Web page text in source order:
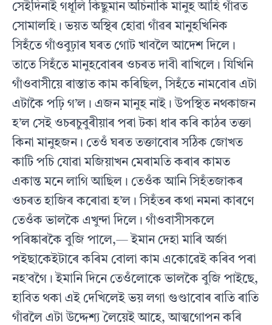
সেইদিনাই গধূলি কিছুমান অচিনাকি মানুহ আহি গাঁৱত
সোমালহি। ভয়ত অস্থিৰ হোৱা গাঁৱৰ মানুহখিনিক
সিহঁতে গাঁওবুঢ়াৰ ঘৰত গোট খাবলৈ আদেশ দিলে।
তাতে সিহঁতে মানুহবোৰৰ ওচৰত দাবী ৰাখিলে। যিখিনি
গাঁওবাসীয়ে ৰাস্তাত কাম কৰিছিল, সিহঁতে নামবোৰ এটা
এটাকৈ পঢ়ি গ’ল। এজন মানুহ নাই। উপস্থিত নথকাজন
হ’ল সেই ওচৰচুবুৰীয়াৰ পৰা টকা ধাৰ কৰি কাঠৰ তক্তা
কিনা মানুহজন। তেওঁ ঘৰত তক্তাবোৰ সঠিক জোখত
কাটি পচি যোৱা মজিয়াখন মেৰামতি কৰাৰ কামত
একান্ত মনে লাগি আছিল। তেওঁক আনি সিহঁতজাকৰ
ওচৰত হাজিৰ কৰোৱা হ’ল। সিহঁতৰ কথা নমনা কাৰণে
তেওঁক ভালকৈ এখুন্দা দিলে। গাঁওবাসীসকলে
পৰিষ্কাৰকৈ বুজি পালে,— ইমান দেহা মাৰি অৰ্জা
পইছাকেইটাৰে কৰিম বোলা কাম একোৱেই কৰিব পৰা
নহ’বগৈ। ইমানি দিনে তেওঁলোকে ভালকৈ বুজি পাইছে,
হাবিত থকা এই দেখিলেই ভয় লগা গুণ্ডাবোৰ ৰাতি ৰাতি
গাঁৱলৈ এটা উদ্দেশ্য লৈয়েই আহে, আত্মগোপন কৰি